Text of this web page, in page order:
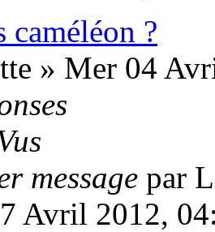
?
» Mer 04
message par
Avril 2012,